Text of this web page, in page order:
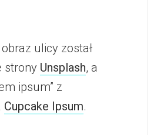
ulicy został
strony Unsplash, a
ipsum” z
Cupcake Ipsum.